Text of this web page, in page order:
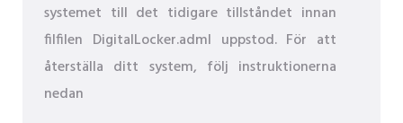
systemet till det tidigare tillståndet innan
filfilen DigitalLocker.adml uppstod. För att
återställa ditt system, följ instruktionerna
nedan